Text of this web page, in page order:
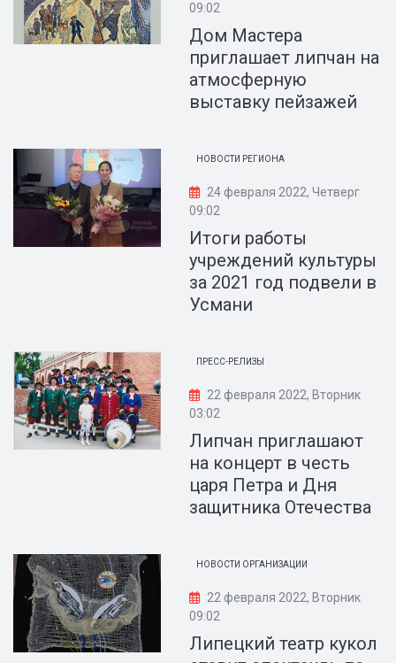
09:02
Дом Мастера
приглашает липчан на
атмосферную
выставку пейзажей
НОВОСТИ РЕГИОНА
24 февраля 2022, Четверг
09:02
Итоги работы
учреждений культуры
за 2021 год подвели в
Усмани
ПРЕСС-РЕЛИЗЫ
22 февраля 2022, Вторник
03:02
Липчан приглашают
на концерт в честь
царя Петра и Дня
защитника Отечества
НОВОСТИ ОРГАНИЗАЦИИ
22 февраля 2022, Вторник
09:02
Липецкий театр кукол